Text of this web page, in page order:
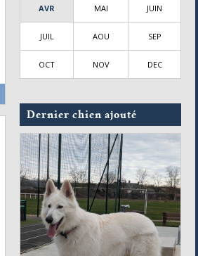
AVR MAI JUIN
JUIL AOU SEP
OCT NOV DEC
Dernier chien ajouté